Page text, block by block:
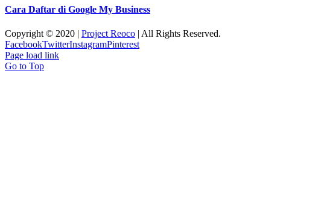
Cara Daftar di Google My Business
Copyright © 2020 | Project Reoco | All Rights Reserved.
FacebookTwitterInstagramPinterest
Page load link
Go to Top